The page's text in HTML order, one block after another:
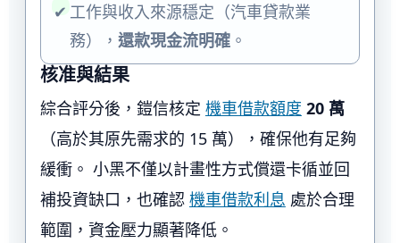
✔ 工作與收入來源穩定（汽車貸款業
務）， 還款現金流明確。
核准與結果
綜合評分後，鎧信核定 機車借款額度 20 萬
（高於其原先需求的 15 萬），確保他有足夠
緩衝。 小黑不僅以計畫性方式償還卡循並回
補投資缺口，也確認 機車借款利息 處於合理
範圍，資金壓力顯著降低。